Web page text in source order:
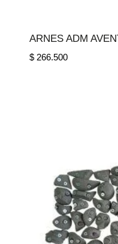
ARNES ADM
$266.500